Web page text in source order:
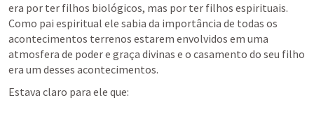
era por ter filhos biológicos, mas por ter filhos espirituais.
Como pai espiritual ele sabia da importância de todas os
acontecimentos terrenos estarem envolvidos em uma
atmosfera de poder e graça divinas e o casamento do seu filho
era um desses acontecimentos.
Estava claro para ele que: